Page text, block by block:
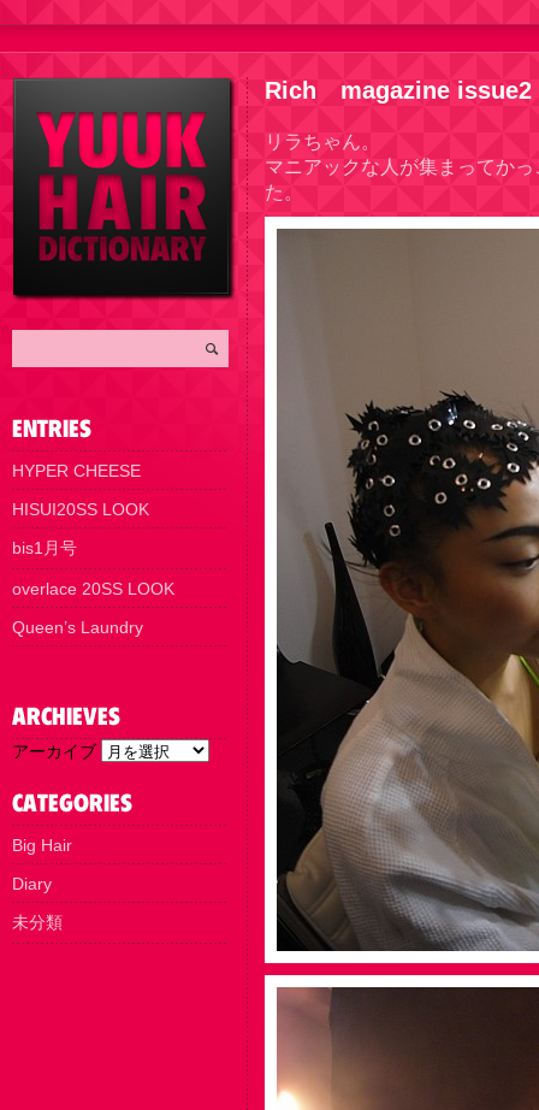
HYPER CHEESE
HISUI20SS LOOK
bis1月号
overlace 20SS LOOK
Queen’s Laundry
アーカイブ
Big Hair
Diary
未分類
Rich magazine issue2
リラちゃん。
マニアックな人が集まってか
た。